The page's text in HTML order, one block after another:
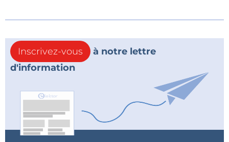
Inscrivez-vous
à notre lettre
d'information